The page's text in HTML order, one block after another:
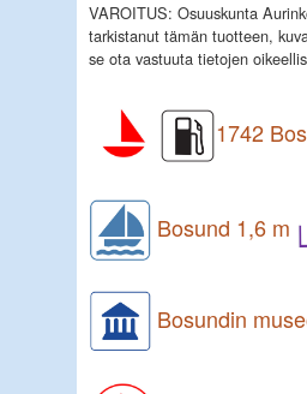
VAROITUS: Osuuskunta
tarkistanut tämän tuotteen,
se ota vastuuta tietojen
1742
Bosund 1,6 m
Bosundin